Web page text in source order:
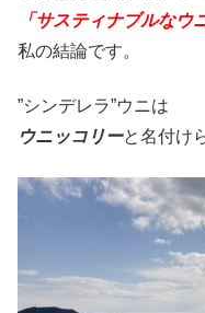
「サスティナブルなウ
私の結論です。
”シンデレラ”ウニは
ウニッコリーと名付け